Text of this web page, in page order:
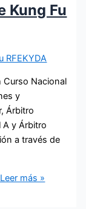
Kung Fu
RFEKYDA
Curso Nacional
y
Árbitro
A y Árbitro
a través de
Leer más »